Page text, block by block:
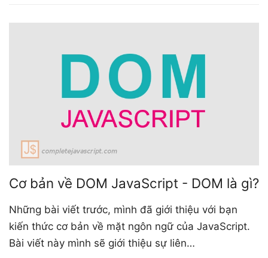
Cơ bản về DOM JavaScript - DOM là gì?
Những bài viết trước, mình đã giới thiệu với bạn
kiến thức cơ bản về mặt ngôn ngữ của JavaScript.
Bài viết này mình sẽ giới thiệu sự liên…